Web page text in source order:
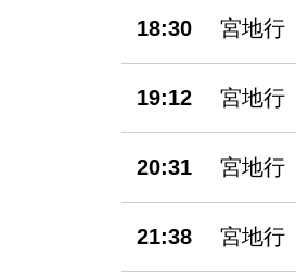
18:30 宮地行
19:12 宮地行
20:31 宮地行
21:38 宮地行